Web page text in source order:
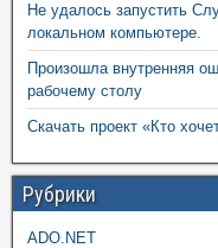
Не удалось запустить
локальном компьютере.
Произошла внутренняя
рабочему столу
Скачать проект «Кто
Рубрики
ADO.NET